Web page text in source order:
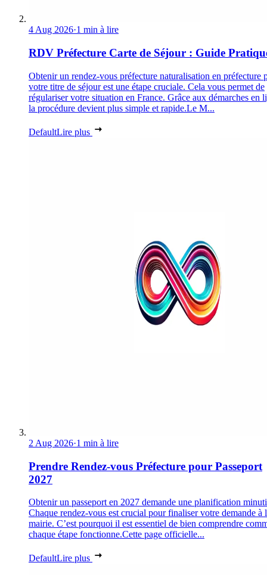
4 Aug 2026·1 min à lire
RDV Préfecture Carte de Séjour : Guide
Obtenir un rendez-vous préfecture naturalisation en préfecture
votre titre de séjour est une étape cruciale. Cela vous permet de
régulariser votre situation en France. Grâce aux démarches en
la procédure devient plus simple et rapide.Le M...
DefaultLire plus
2 Aug 2026·1 min à lire
Prendre Rendez-vous Préfecture pour Passeport
2027
Obtenir un passeport en 2027 demande une planification
Chaque rendez-vous est crucial pour finaliser votre demande à
mairie. C’est pourquoi il est essentiel de bien comprendre
chaque étape fonctionne.Cette page officielle...
DefaultLire plus